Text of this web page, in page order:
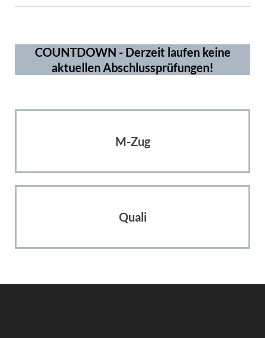
COUNTDOWN - Derzeit laufen keine
aktuellen Abschlussprüfungen!
M-Zug
Quali